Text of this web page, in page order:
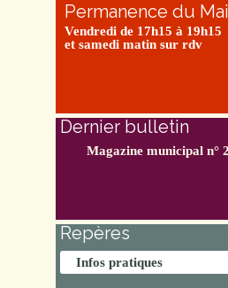
Permanence du
Vendredi de 17h15 à 19h15
et samedi matin sur rdv
Dernier bulletin
Magazine municipal n°
Repères
Infos pratiques